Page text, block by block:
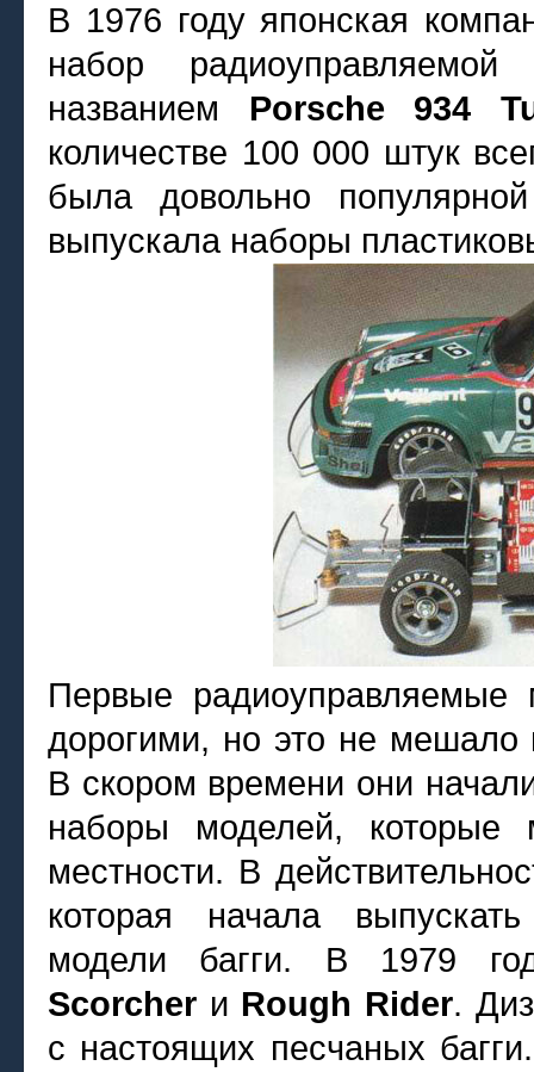
В 1976 году японская
набор
названием Porsche 934
количестве 100 000 штук
была довольно
выпускала наборы
Первые
дорогими, но это не мешало
В скором времени они
наборы моделей,
местности. В
которая начала
модели багги. В 1979
Scorcher и Rough Rider.
с настоящих песчаных